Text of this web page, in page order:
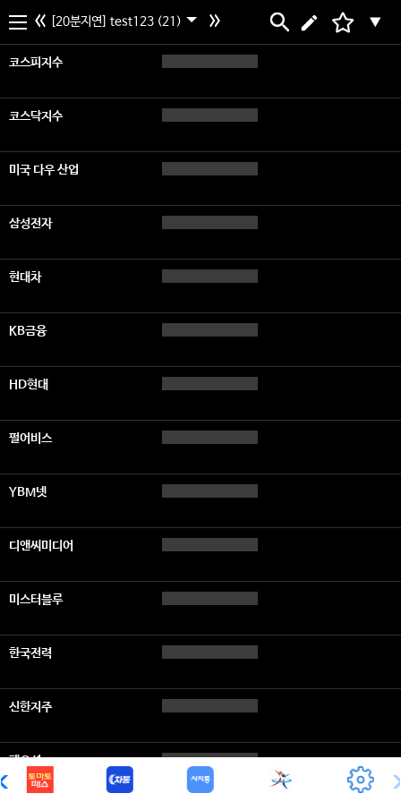
[20분지연] test123 (21) ▼
코스피지수
코스닥지수
미국 다우 산업
삼성전자
현대차
KB금융
HD현대
펄어비스
YBM넷
디앤씨미디어
미스터블루
한국전력
신한지주
팬오션